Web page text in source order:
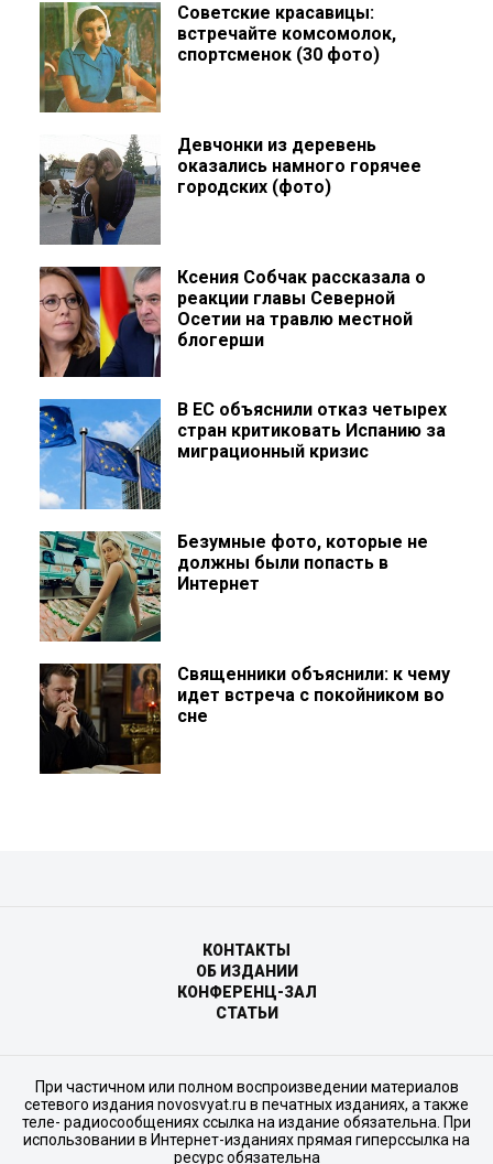
Советские красавицы:
встречайте комсомолок,
спортсменок (30 фото)
Девчонки из деревень
оказались намного горячее
городских (фото)
Ксения Собчак рассказала о
реакции главы Северной
Осетии на травлю местной
блогерши
В ЕС объяснили отказ четырех
стран критиковать Испанию за
миграционный кризис
Безумные фото, которые не
должны были попасть в
Интернет
Священники объяснили: к чему
идет встреча с покойником во
сне
КОНТАКТЫ
ОБ ИЗДАНИИ
КОНФЕРЕНЦ-ЗАЛ
СТАТЬИ
При частичном или полном воспроизведении материалов
сетевого издания novosvyat.ru в печатных изданиях, а также
теле- радиосообщениях ссылка на издание обязательна. При
использовании в Интернет-изданиях прямая гиперссылка на
ресурс обязательна